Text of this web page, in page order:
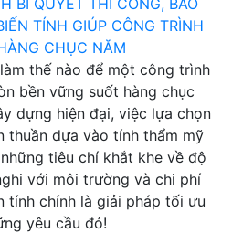
BÍ QUYẾT THI CÔNG, BẢO
TÍNH GIÚP CÔNG TRÌNH
CHỤC NĂM
thế nào để một công trình
bền vững suốt hàng chục
dựng hiện đại, việc lựa chọn
thuần dựa vào tính thẩm mỹ
tiêu chí khắt khe về độ
với môi trường và chi phí
tính chính là giải pháp tối ưu
yêu cầu đó!